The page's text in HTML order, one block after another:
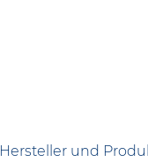
Hersteller und